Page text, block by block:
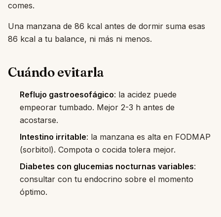
comes.
Una manzana de 86 kcal antes de dormir suma esas
86 kcal a tu balance, ni más ni menos.
Cuándo evitarla
Reflujo gastroesofágico: la acidez puede
empeorar tumbado. Mejor 2-3 h antes de
acostarse.
Intestino irritable: la manzana es alta en FODMAP
(sorbitol). Compota o cocida tolera mejor.
Diabetes con glucemias nocturnas variables:
consultar con tu endocrino sobre el momento
óptimo.